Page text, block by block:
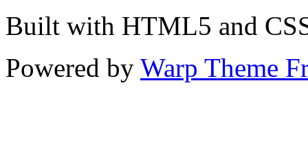
Built with HTML5 and
Powered by Warp Theme